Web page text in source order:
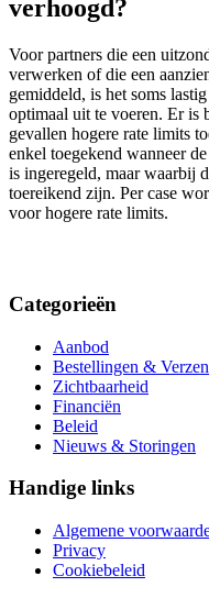
verhoogd?
Voor partners die een
verwerken of die een
gemiddeld, is het soms
optimaal uit te voeren. Er is
gevallen hogere rate limits
enkel toegekend wanneer
is ingeregeld, maar waarbij
toereikend zijn. Per case
voor hogere rate limits.
Categorieën
Aanbod
Bestellingen &
Zichtbaarheid
Financiën
Beleid
Nieuws & Storingen
Handige links
Algemene
Privacy
Cookiebeleid